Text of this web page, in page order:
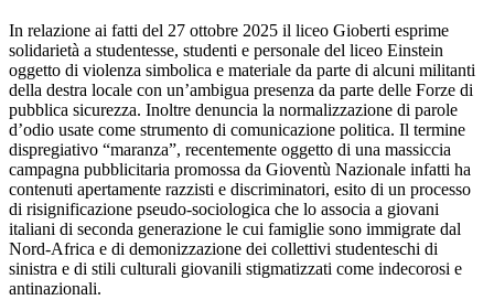
In relazione ai fatti del 27 ottobre 2025 il liceo Gioberti esprime
solidarietà a studentesse, studenti e personale del liceo Einstein
oggetto di violenza simbolica e materiale da parte di alcuni militanti
della destra locale con un’ambigua presenza da parte delle Forze di
pubblica sicurezza. Inoltre denuncia la normalizzazione di parole
d’odio usate come strumento di comunicazione politica. Il termine
dispregiativo “maranza”, recentemente oggetto di una massiccia
campagna pubblicitaria promossa da Gioventù Nazionale infatti ha
contenuti apertamente razzisti e discriminatori, esito di un processo
di risignificazione pseudo-sociologica che lo associa a giovani
italiani di seconda generazione le cui famiglie sono immigrate dal
Nord-Africa e di demonizzazione dei collettivi studenteschi di
sinistra e di stili culturali giovanili stigmatizzati come indecorosi e
antinazionali.